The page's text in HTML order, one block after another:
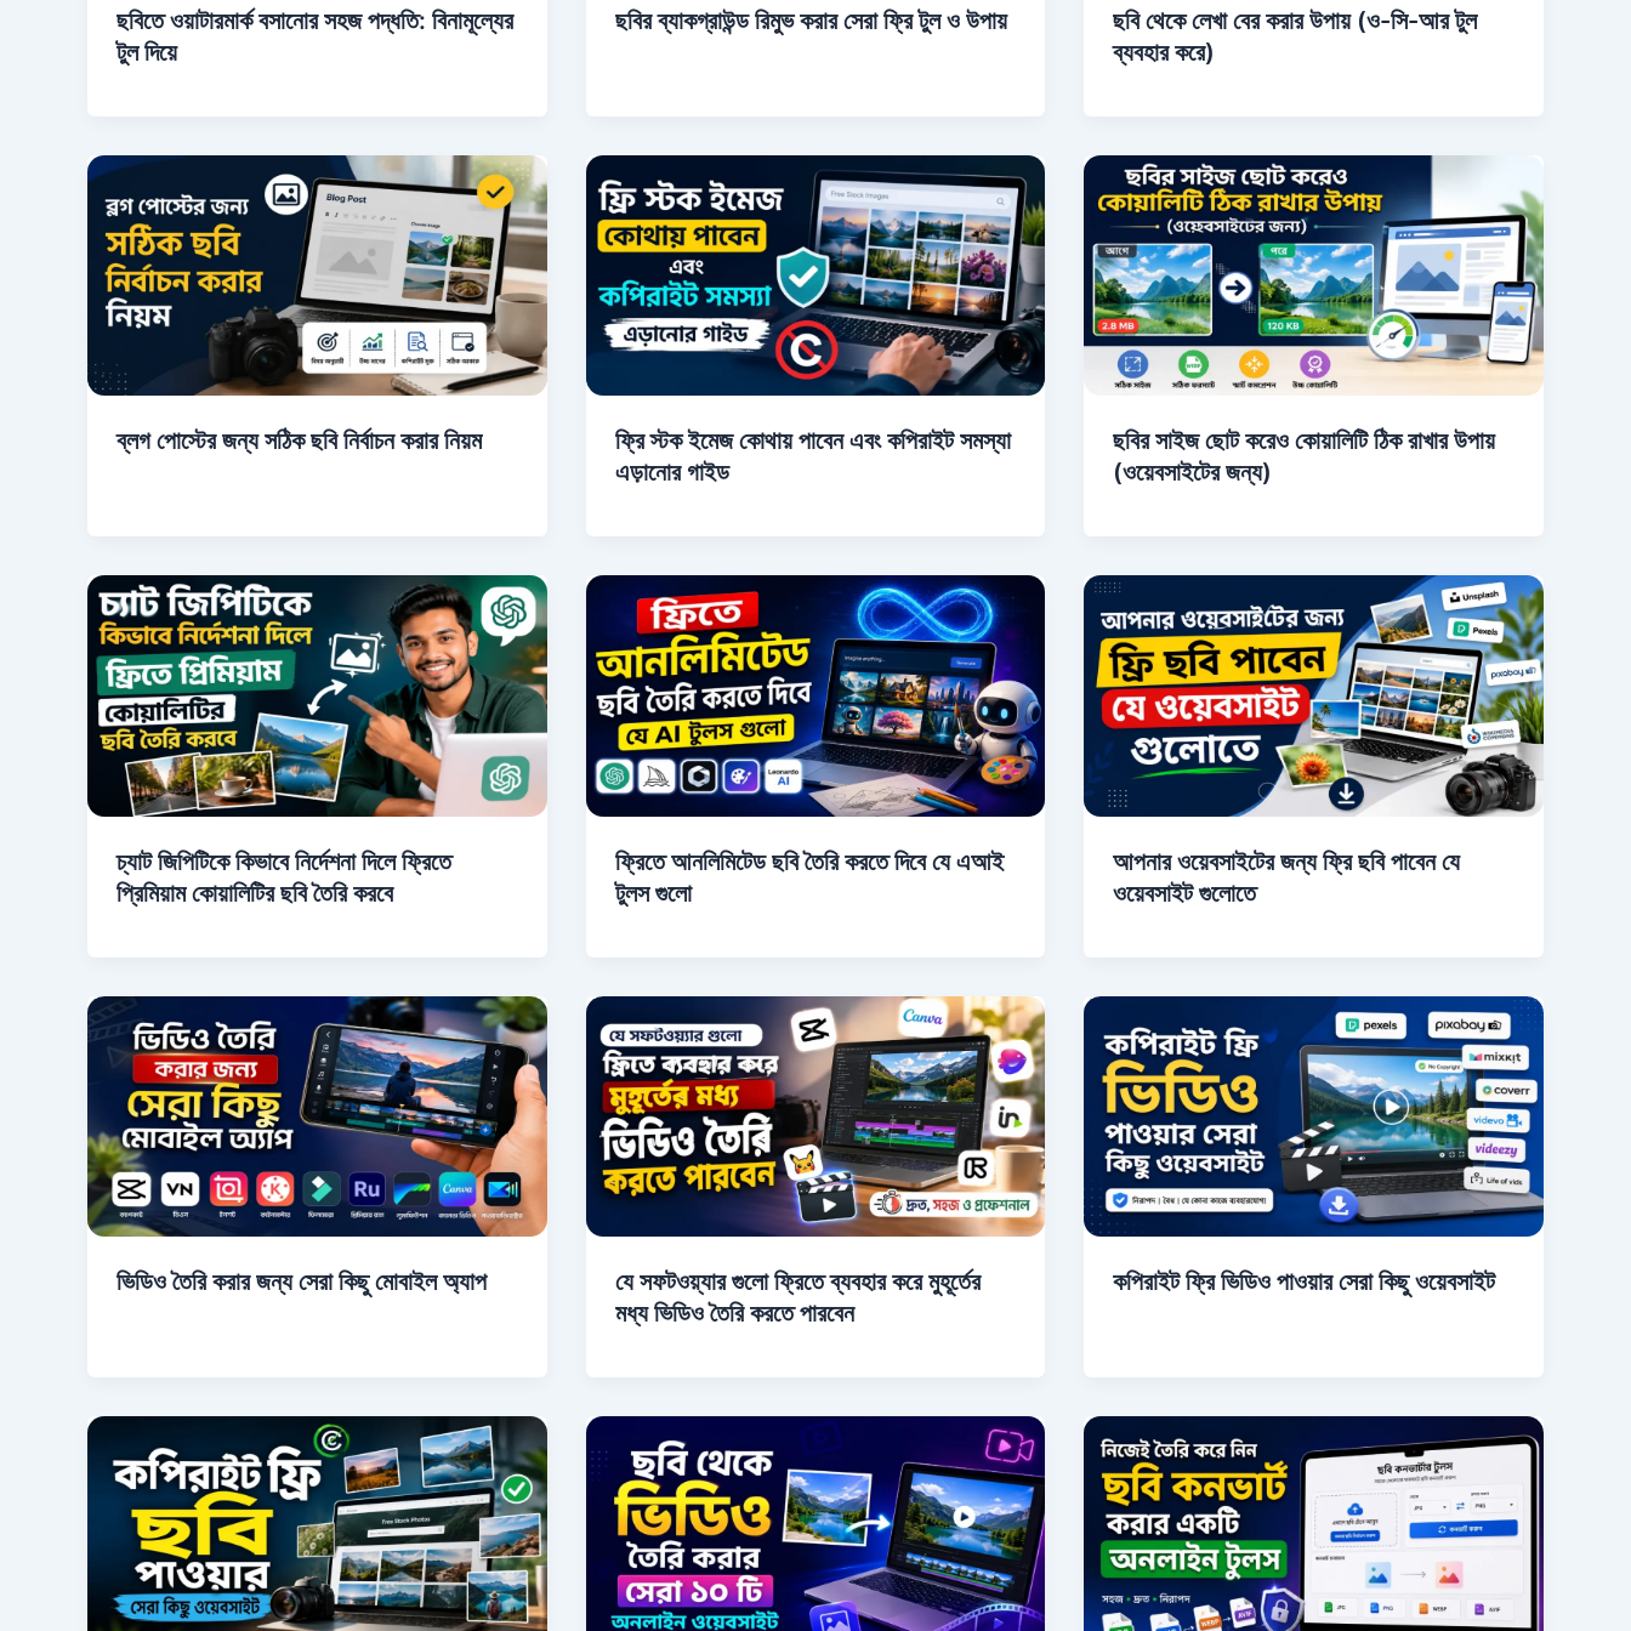
ছবিতে ওয়াটারমার্ক বসানোর সহজ পদ্ধতি: বিনামূল্যের
টুল দিয়ে
ছবির ব্যাকগ্রাউন্ড রিমুভ করার সেরা ফ্রি টুল ও উপায়
ছবি থেকে লেখা বের করার উপায় (ও-সি-আর টুল
ব্যবহার করে)
ব্লগ পোস্টের জন্য সঠিক ছবি নির্বাচন করার নিয়ম
ফ্রি স্টক ইমেজ কোথায় পাবেন এবং কপিরাইট সমস্যা
এড়ানোর গাইড
ছবির সাইজ ছোট করেও কোয়ালিটি ঠিক রাখার উপায়
(ওয়েবসাইটের জন্য)
চ্যাট জিপিটিকে কিভাবে নির্দেশনা দিলে ফ্রিতে
প্রিমিয়াম কোয়ালিটির ছবি তৈরি করবে
ফ্রিতে আনলিমিটেড ছবি তৈরি করতে দিবে যে এআই
টুলস গুলো
আপনার ওয়েবসাইটের জন্য ফ্রি ছবি পাবেন যে
ওয়েবসাইট গুলোতে
ভিডিও তৈরি করার জন্য সেরা কিছু মোবাইল অ্যাপ
যে সফটওয়্যার গুলো ফ্রিতে ব্যবহার করে মুহূর্তের
মধ্য ভিডিও তৈরি করতে পারবেন
কপিরাইট ফ্রি ভিডিও পাওয়ার সেরা কিছু ওয়েবসাইট